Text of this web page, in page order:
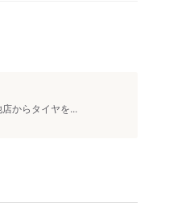
からタイヤを...